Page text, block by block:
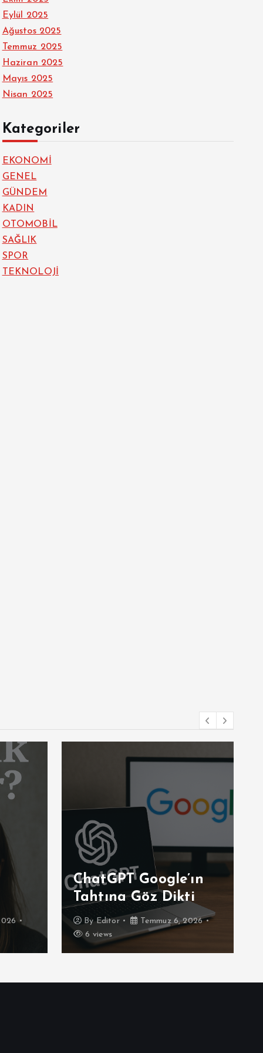
Eylül 2025
Ağustos 2025
Temmuz 2025
Haziran 2025
Mayıs 2025
Nisan 2025
Kategoriler
EKONOMİ
GENEL
GÜNDEM
KADIN
OTOMOBİL
SAĞLIK
SPOR
TEKNOLOJİ
ChatGPT Google’ın
Tahtına Göz Dikti
ByEditor
Temmuz 6, 2026
6 views